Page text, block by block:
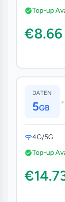
Top-up
€8.66
DATEN
5GB •
4G/5G
Top-up